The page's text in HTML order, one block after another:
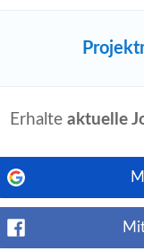
Persönlichkeit als
in Oed suchen wir
Erhalte aktuelle